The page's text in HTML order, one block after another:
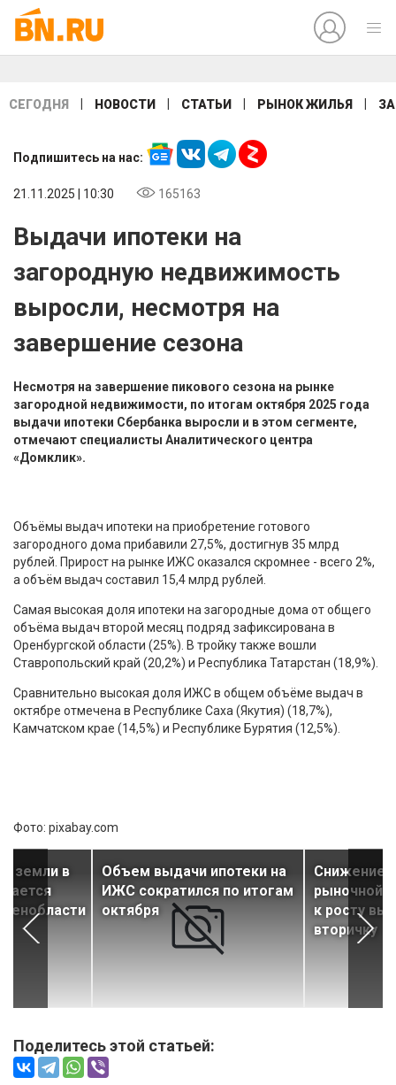
СЕГОДНЯ НОВОСТИ СТАТЬИ РЫНОК ЖИЛЬЯ
Подпишитесь на нас:
21.11.2025 | 10:30 165163
Выдачи ипотеки на
загородную недвижимость
выросли, несмотря на
завершение сезона
Несмотря на завершение пикового сезона на рынке
загородной недвижимости, по итогам октября 2025 года
выдачи ипотеки Сбербанка выросли и в этом сегменте,
отмечают специалисты Аналитического центра
«Домклик».
Объёмы выдач ипотеки на приобретение готового
загородного дома прибавили 27,5%, достигнув 35 млрд
рублей. Прирост на рынке ИЖС оказался скромнее - всего 2%,
а объём выдач составил 15,4 млрд рублей.
Самая высокая доля ипотеки на загородные дома от общего
объёма выдач второй месяц подряд зафиксирована в
Оренбургской области (25%). В тройку также вошли
Ставропольский край (20,2%) и Республика Татарстан (18,9%).
Сравнительно высокая доля ИЖС в общем объёме выдач в
октябре отмечена в Республике Саха (Якутия) (18,7%),
Камчатском крае (14,5%) и Республике Бурятия (12,5%).
Фото: pixabay.com
земли в
Объем выдачи ипотеки на
ИЖС сократился по итогам
октября
Снижение
рыночной
к росту
вторичку
Поделитесь этой статьей: